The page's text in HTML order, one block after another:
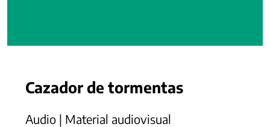
Cazador de tormentas
Audio | Material audiovisual